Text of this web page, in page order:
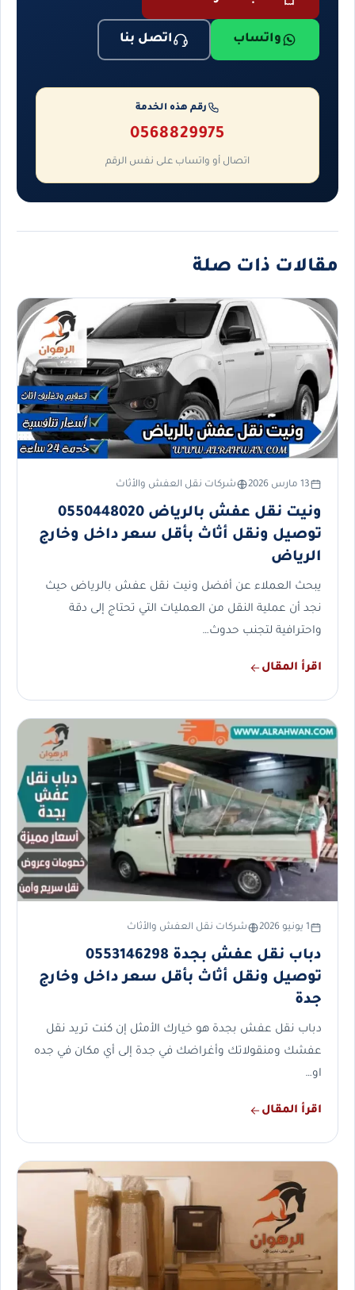
واتساب اتصل بنا
رقم هذه الخدمة
0568829975
اتصال أو واتساب على نفس الرقم
مقالات ذات صلة
13 مارس 2026 شركات نقل العفش والأثاث
ونيت نقل عفش بالرياض 0550448020
توصيل ونقل أثاث بأقل سعر داخل وخارج
الرياض
يبحث العملاء عن أفضل ونيت نقل عفش بالرياض حيث
نجد أن عملية النقل من العمليات التي تحتاج إلى دقة
واحترافية لتجنب حدوث…
اقرأ المقال
1 يونيو 2026 شركات نقل العفش والأثاث
دباب نقل عفش بجدة 0553146298
توصيل ونقل أثاث بأقل سعر داخل وخارج
جدة
دباب نقل عفش بجدة هو خيارك الأمثل إن كنت تريد نقل
عفشك ومنقولاتك وأغراضك في جدة إلى أي مكان في جده
او…
اقرأ المقال